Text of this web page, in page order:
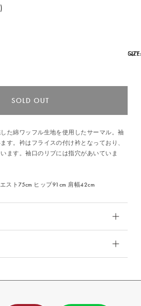
QTY:
SOLD OUT
た綿ワッフル生地を使用したサーマル。袖
す。衿はフライスの付け衿となっており、
ます。袖口のリブには指穴があいていま
スト75cm ヒップ91cm 肩幅42cm
76 102 64.5